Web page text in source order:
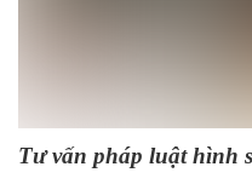
Tư vấn pháp luật hình